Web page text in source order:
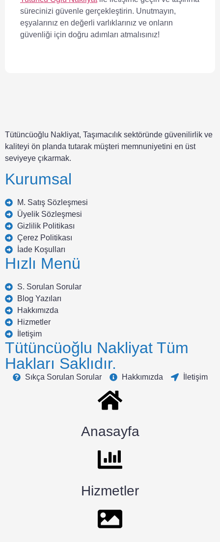
sürecinizi güvenle gerçekleştirin. Unutmayın,
eşyalarınız en değerli varlıklarınız ve onların
güvenliği için doğru adımları atmalısınız!
Tütüncüoğlu Nakliyat, Taşımacılık sektöründe güvenilirlik ve
kaliteyi ön planda tutarak müşteri memnuniyetini en üst
seviyeye çıkarmak.
Kurumsal
M. Satış Sözleşmesi
Üyelik Sözleşmesi
Gizlilik Politikası
Çerez Politikası
İade Koşulları
Hızlı Menü
S. Sorulan Sorular
Blog Yazıları
Hakkımızda
Hizmetler
İletişim
Tütüncüoğlu Nakliyat Tüm
Hakları Saklıdır.
Sıkça Sorulan Sorular Hakkımızda İletişim
Anasayfa
Hizmetler